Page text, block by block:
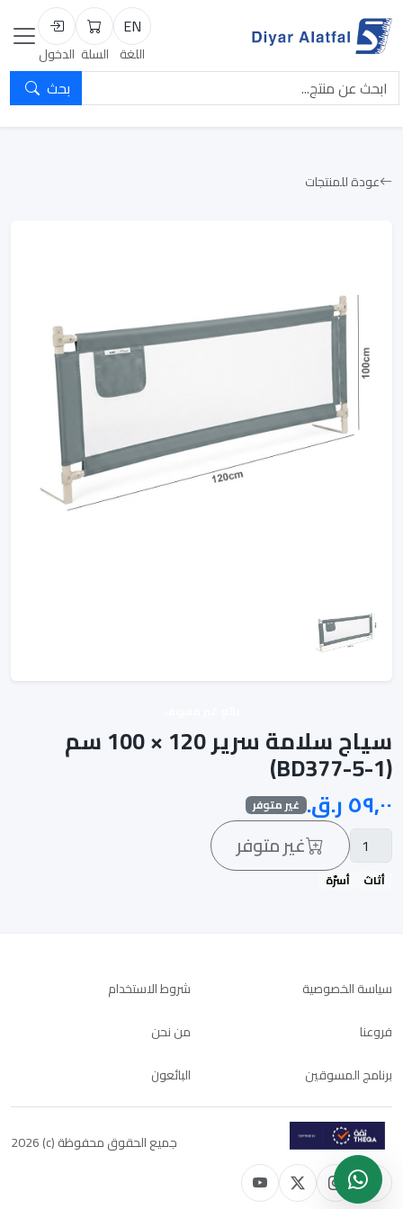
EN
اللغة
السلة
السلة
تسجيل
الدخول
بحث
عودة للمنتجات
سياج سلامة سرير 120 × 100 سم
(BD377-5-1)
غير متوفر
غير متوفر
أثاث أسرّة
سياسة الخصوصية
شروط الاستخدام
فروعنا
من نحن
برنامج المسوقين
البائعون
جميع الحقوق محفوظة (c) 2026